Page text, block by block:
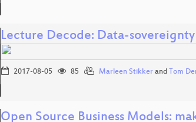
Lecture Decode: Data-
2017-08-05 85 Marleen Stikkerand Tom
Open Source Business Models: